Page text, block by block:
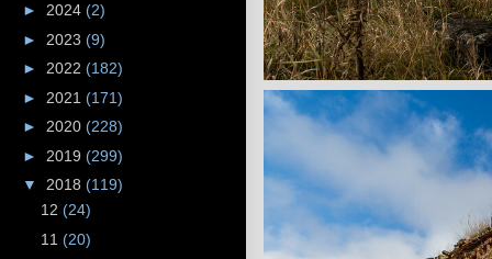
► 2024 (2)
► 2023 (9)
► 2022 (182)
► 2021 (171)
► 2020 (228)
► 2019 (299)
▼ 2018 (119)
12 (24)
11 (20)